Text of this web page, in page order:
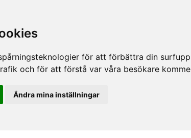
för att förbättra din
och för att förstå var våra besökare
Ändra mina inställningar